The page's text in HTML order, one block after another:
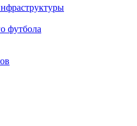
футбола